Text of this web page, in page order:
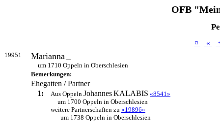
OFB
¤ «
19951 Marianna
um 1710 Oppeln in Oberschlesien
Bemerkungen:
Ehegatten / Partner
1:
Aus Oppeln JohannesKALABIS «8541»
um 1700 Oppeln in Oberschlesien
weitere Partnerschaften zu «19896»
um 1738 Oppeln in Oberschlesien